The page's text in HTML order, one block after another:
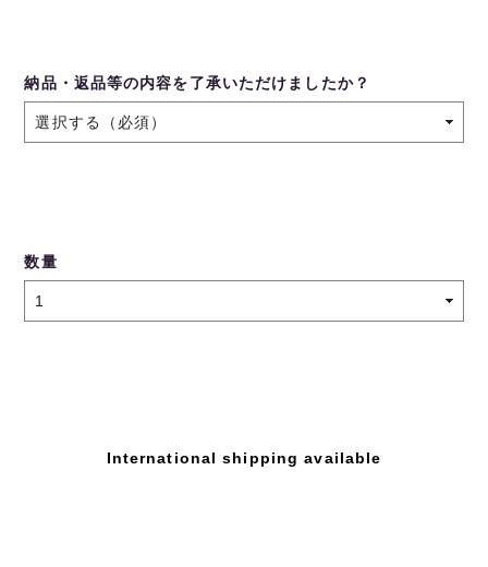
納品・返品等の内容を了承いただけましたか？
数量
International shipping available